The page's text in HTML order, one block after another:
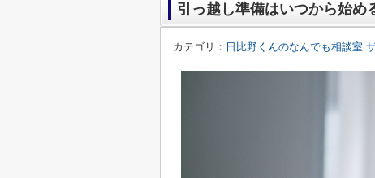
引っ越し準備はいつから始め
カテゴリ： 日比野くんのなんでも相談室